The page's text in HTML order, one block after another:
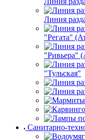
Альтернова
Оборудование
Линия
Линия
Линия
Линия
"Регата"